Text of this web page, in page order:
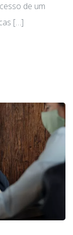
de um
[…]